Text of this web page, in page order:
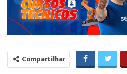
Compartilhar